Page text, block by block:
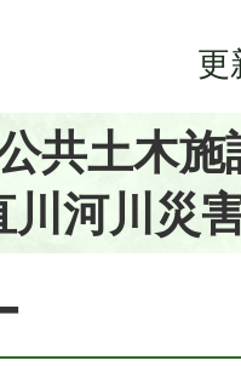
更
共土木施
川河川災